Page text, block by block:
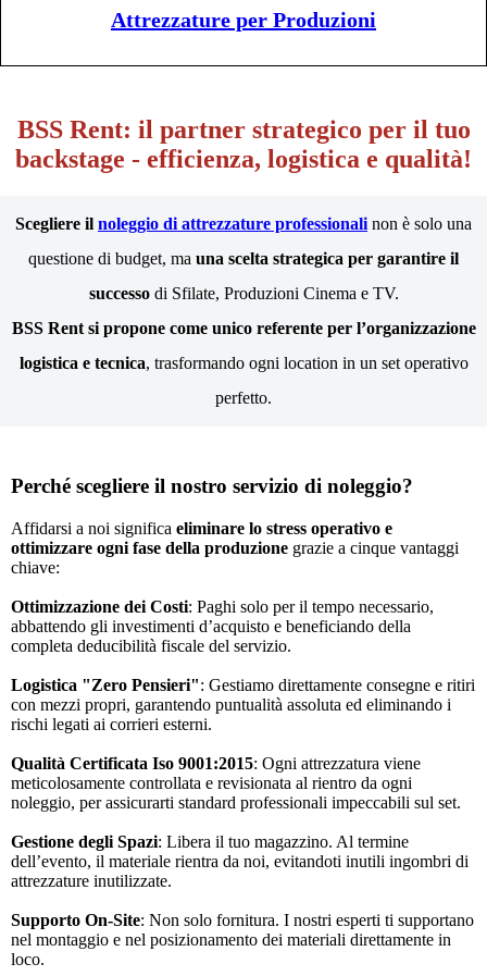
Attrezzature per Produzioni
BSS Rent: il partner strategico per il tuo
backstage - efficienza, logistica e qualità!
Scegliere il noleggio di attrezzature professionali non è solo una
questione di budget, ma una scelta strategica per garantire il
successodi Sfilate, Produzioni Cinema e TV.
BSS Rent si propone come unico referente per l’organizzazione
logistica e tecnica, trasformando ogni location in un set operativo
perfetto.
Perché scegliere il nostro servizio di noleggio?
Affidarsi a noi significa eliminare lo stress operativo e
ottimizzare ogni fase della produzione grazie a cinque vantaggi
chiave:
Ottimizzazione dei Costi: Paghi solo per il tempo necessario,
abbattendo gli investimenti d’acquisto e beneficiando della
completa deducibilità fiscale del servizio.
Logistica "Zero Pensieri": Gestiamo direttamente consegne e ritiri
con mezzi propri, garantendo puntualità assoluta ed eliminando i
rischi legati ai corrieri esterni.
Qualità Certificata Iso 9001:2015: Ogni attrezzatura viene
meticolosamente controllata e revisionata al rientro da ogni
noleggio, per assicurarti standard professionali impeccabili sul set.
Gestione degli Spazi: Libera il tuo magazzino. Al termine
dell’evento, il materiale rientra da noi, evitandoti inutili ingombri di
attrezzature inutilizzate.
Supporto On-Site: Non solo fornitura. I nostri esperti ti supportano
nel montaggio e nel posizionamento dei materiali direttamente in
loco.